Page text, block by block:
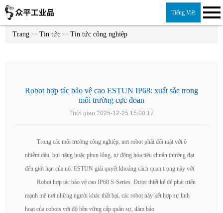
Tiếng Việt
Trang >> Tin tức >> Tin tức công nghiệp
Robot hợp tác bảo vệ cao ESTUN IP68: xuất sắc trong
môi trường cực đoan
Thời gian:2025-12-25 15:00:17
Trong các môi trường công nghiệp, nơi robot phải đối mặt với ô
nhiễm dầu, bụi nặng hoặc phun lỏng, tự động hóa tiêu chuẩn thường đạt
đến giới hạn của nó. ESTUN giải quyết khoảng cách quan trọng này với
Robot hợp tác bảo vệ cao IP68 S-Series. Được thiết kế để phát triển
mạnh mẽ nơi những người khác thất bại, các robot này kết hợp sự linh
hoạt của cobots với độ bền vững cấp quân sự, đảm bảo